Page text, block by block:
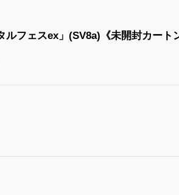
フェスex」(SV8a)《未開封カート